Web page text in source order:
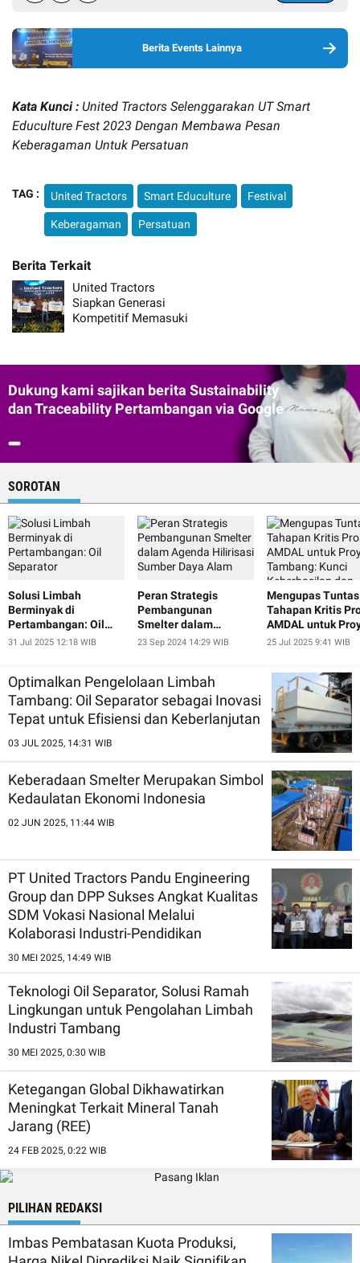
Berita Events Lainnya
Kata Kunci : United Tractors Selenggarakan UT Smart
Educulture Fest 2023 Dengan Membawa Pesan
Keberagaman Untuk Persatuan
TAG : United Tractors Smart Educulture Festival
Keberagaman Persatuan
United Tractors
Siapkan Generasi
Kompetitif Memasuki
Dukung kami sajikan berita Sustainability
dan Traceability Pertambangan via Google
SOROTAN
Solusi Limbah
Berminyak di
Pertambangan: Oil
Separator
31 Jul 2025 12:18 WIB
Peran Strategis
Pembangunan
Smelter dalam
Agenda Hilirisasi
23 Sep 2024 14:29 WIB
Mengupas Tuntas
Tahapan Kritis
AMDAL untuk
Tambang: Kunci
25 Jul 2025 9:41 WIB
Optimalkan Pengelolaan Limbah
Tambang: Oil Separator sebagai Inovasi
Tepat untuk Efisiensi dan Keberlanjutan
03 JUL 2025, 14:31 WIB
Keberadaan Smelter Merupakan Simbol
Kedaulatan Ekonomi Indonesia
02 JUN 2025, 11:44 WIB
PT United Tractors Pandu Engineering
Group dan DPP Sukses Angkat Kualitas
SDM Vokasi Nasional Melalui
Kolaborasi Industri-Pendidikan
30 MEI 2025, 14:49 WIB
Teknologi Oil Separator, Solusi Ramah
Lingkungan untuk Pengolahan Limbah
Industri Tambang
30 MEI 2025, 0:30 WIB
Ketegangan Global Dikhawatirkan
Meningkat Terkait Mineral Tanah
Jarang (REE)
24 FEB 2025, 0:22 WIB
PILIHAN REDAKSI
Imbas Pembatasan Kuota Produksi,